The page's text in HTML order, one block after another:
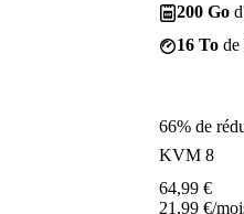
200 Go
16 To de
66% de
KVM 8
64,99 €
21,99 €/